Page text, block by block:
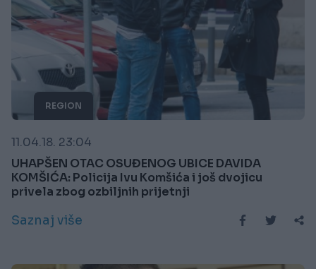
REGION
11.04.18. 23:04
UHAPŠEN OTAC OSUĐENOG UBICE DAVIDA
KOMŠIĆA: Policija Ivu Komšića i još dvojicu
privela zbog ozbiljnih prijetnji
Saznaj više